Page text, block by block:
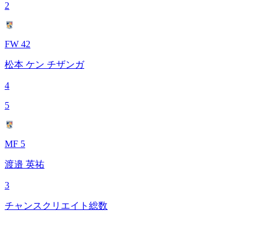
2
FW 42
松本 ケン チザンガ
4
5
MF 5
渡邉 英祐
3
チャンスクリエイト総数